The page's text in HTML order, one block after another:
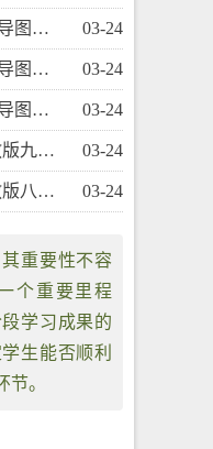
） 03-24
） 03-24
） 03-24
上） 03-24
下） 03-24
重要性不容
个重要里程
学习成果的
生能否顺利
。